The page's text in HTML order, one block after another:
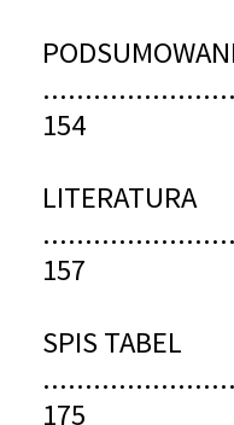
154
LITERATURA
157
SPIS TABEL
175